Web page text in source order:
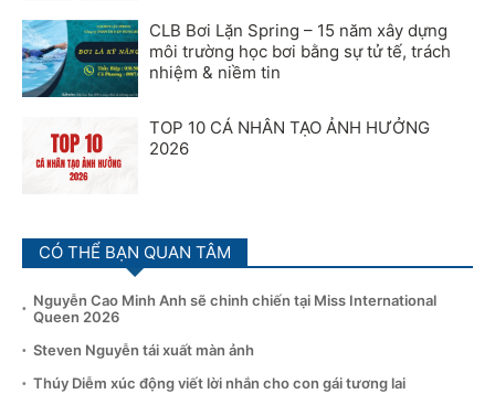
CLB Bơi Lặn Spring – 15 năm xây dựng
môi trường học bơi bằng sự tử tế, trách
nhiệm & niềm tin
TOP 10 CÁ NHÂN TẠO ẢNH HƯỞNG
2026
CÓ THỂ BẠN QUAN TÂM
Nguyễn Cao Minh Anh sẽ chinh chiến tại Miss International
Queen 2026
Steven Nguyễn tái xuất màn ảnh
Thúy Diễm xúc động viết lời nhắn cho con gái tương lai